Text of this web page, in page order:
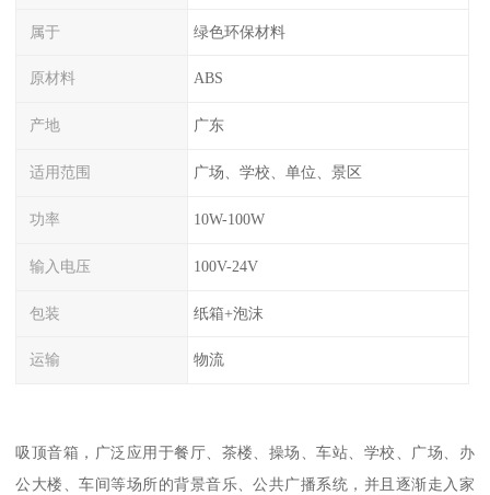
属于 绿色环保材料
原材料 ABS
产地 广东
适用范围 广场、学校、单位、景区
功率 10W-100W
输入电压 100V-24V
包装 纸箱+泡沫
运输 物流
吸顶音箱，广泛应用于餐厅、茶楼、操场、车站、学校、广场、办
公大楼、车间等场所的背景音乐、公共广播系统，并且逐渐走入家